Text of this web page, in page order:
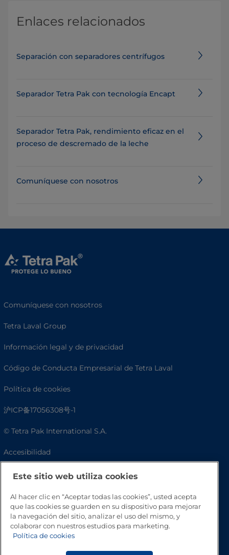
Enlaces relacionados
Separación con separadores centrífugos
Separador Tetra Pak con tecnología Encapt
Separador Tetra Pak, rendimiento eficaz en el
proceso de descremado de la leche
Comuníquese con nosotros
Comuníquese con nosotros
Tetra Laval Group
Información legal y de privacidad
Código de Conducta Empresarial de Tetra Laval
Política de cookies
沪ICP备17056308号-1
© Tetra Pak International S.A.
Accesibilidad
Preguntas frecuentes
Este sitio web utiliza cookies
Al hacer clic en “Aceptar todas las cookies”, usted acepta
que las cookies se guarden en su dispositivo para mejorar
la navegación del sitio, analizar el uso del mismo, y
colaborar con nuestros estudios para marketing.
Política de cookies